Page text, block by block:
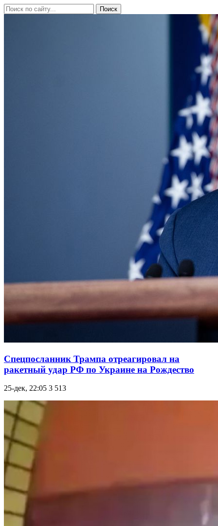
Поиск
Спецпосланник Трампа отреагировал на
ракетный удар РФ по Украине на Рождество
25-дек, 22:05 3 513